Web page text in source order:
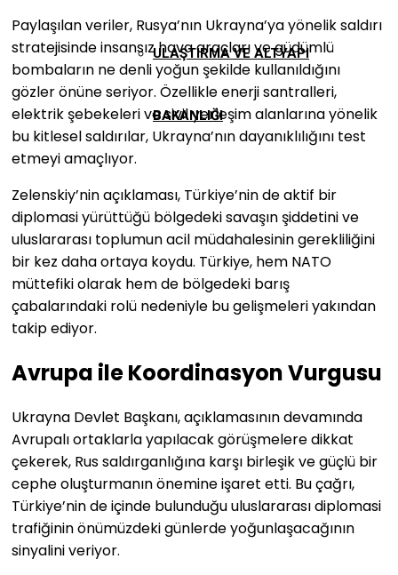
ULAŞTIRMA VE ALTYAPI
BAKANLIĞI
Paylaşılan veriler, Rusya’nın Ukrayna’ya yönelik saldırı
stratejisinde insansız hava araçları ve güdümlü
bombaların ne denli yoğun şekilde kullanıldığını
gözler önüne seriyor. Özellikle enerji santralleri,
elektrik şebekeleri ve sivil yerleşim alanlarına yönelik
bu kitlesel saldırılar, Ukrayna’nın dayanıklılığını test
etmeyi amaçlıyor.
Zelenskiy’nin açıklaması, Türkiye’nin de aktif bir
diplomasi yürüttüğü bölgedeki savaşın şiddetini ve
uluslararası toplumun acil müdahalesinin gerekliliğini
bir kez daha ortaya koydu. Türkiye, hem NATO
müttefiki olarak hem de bölgedeki barış
çabalarındaki rolü nedeniyle bu gelişmeleri yakından
takip ediyor.
Avrupa ile Koordinasyon Vurgusu
Ukrayna Devlet Başkanı, açıklamasının devamında
Avrupalı ortaklarla yapılacak görüşmelere dikkat
çekerek, Rus saldırganlığına karşı birleşik ve güçlü bir
cephe oluşturmanın önemine işaret etti. Bu çağrı,
Türkiye’nin de içinde bulunduğu uluslararası diplomasi
trafiğinin önümüzdeki günlerde yoğunlaşacağının
sinyalini veriyor.